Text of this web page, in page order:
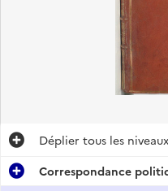
Déplier tous les niveaux
Correspondance